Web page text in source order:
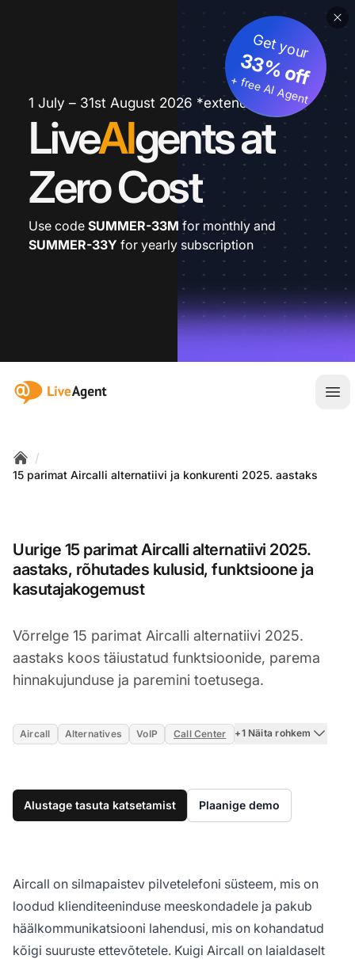
1 July – 31st August 2026 *extended
LiveAIgents at
Zero Cost
Get your
33% off
+ free AI Agent
Use code SUMMER-33M for monthly and
SUMMER-33Y for yearly subscription
:site.title
Home
/
15 parimat Aircalli alternatiivi ja konkurenti 2025. aastaks
Uurige 15 parimat Aircalli alternatiivi 2025.
aastaks, rõhutades kulusid, funktsioone ja
kasutajakogemust
Võrrelge 15 parimat Aircalli alternatiivi 2025.
aastaks koos täiustatud funktsioonide, parema
hinnakujunduse ja paremini toetusega.
Aircall Alternatives VoIP Call Center +1 Näita rohkem
Alustage tasuta katsetamist Plaanige demo
Aircall on silmapaistev pilvetelefoni süsteem, mis on
loodud klienditeeninduse meeskondadele ja pakub
häälkommunikatsiooni lahendusi, mis on kohandatud
kõigi suuruste ettevõtetele. Kuigi Aircall on laialdaselt